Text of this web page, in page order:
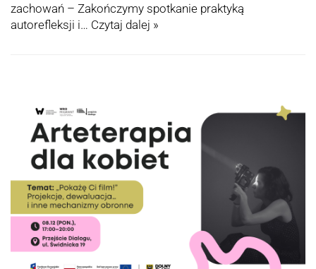
zachowań – Zakończymy spotkanie praktyką
autorefleksji i… Czytaj dalej »